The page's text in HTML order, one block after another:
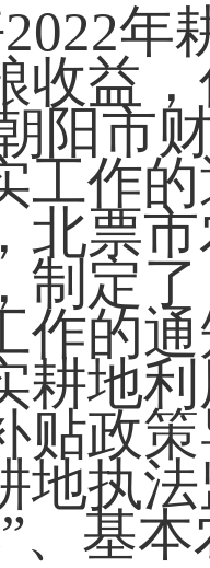
年
收益
阳市
工作
北票
制定
作的
耕地
贴政
地执
、基